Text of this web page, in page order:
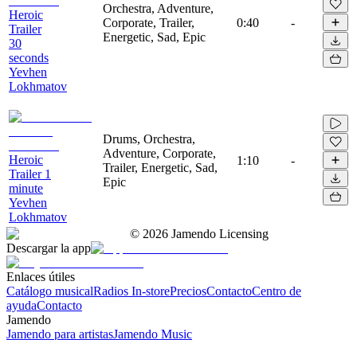
Heroic
Trailer
30
seconds
Yevhen
Lokhmatov
Orchestra, Adventure,
Corporate, Trailer,
Energetic, Sad, Epic
0:40 -
Heroic
Trailer 1
minute
Yevhen
Lokhmatov
Drums, Orchestra,
Adventure, Corporate,
Trailer, Energetic, Sad,
Epic
1:10 -
© 2026 Jamendo Licensing
Descargar la app
Enlaces útiles
Catálogo musicalRadios In-storePreciosContactoCentro de
ayudaContacto
Jamendo
Jamendo para artistasJamendo Music